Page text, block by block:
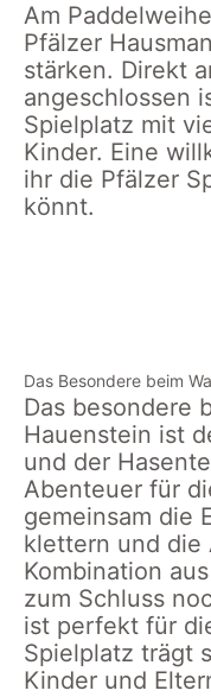
Am
Pfälzer
stärken. Direkt
angeschlossen
Spielplatz mit
Kinder. Eine
ihr die Pfälzer
könnt.
Das Besondere beim
Das besondere
Hauenstein ist
und der
Abenteuer für
gemeinsam die
klettern und die
Kombination
zum Schluss
ist perfekt für
Spielplatz trägt
Kinder und